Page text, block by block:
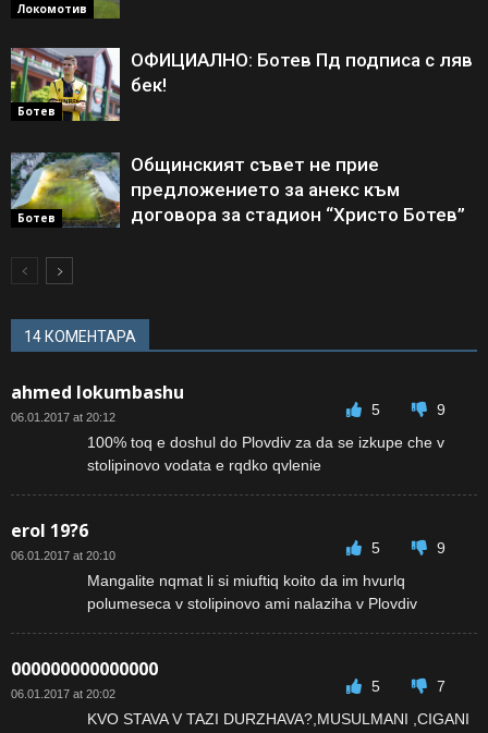
Локомотив
Ботев
ОФИЦИАЛНО: Ботев Пд подписа с ляв
бек!
Ботев
Общинският съвет не прие
предложението за анекс към
договора за стадион “Христо Ботев”
14 КОМЕНТАРА
ahmed lokumbashu
06.01.2017 at 20:12 5
9
100% toq e doshul do Plovdiv za da se izkupe che v
stolipinovo vodata e rqdko qvlenie
erol 19?6
06.01.2017 at 20:10 5
9
Mangalite nqmat li si miuftiq koito da im hvurlq
polumeseca v stolipinovo ami nalaziha v Plovdiv
000000000000000
06.01.2017 at 20:02 5
7
KVO STAVA V TAZI DURZHAVA?,MUSULMANI ,CIGANI